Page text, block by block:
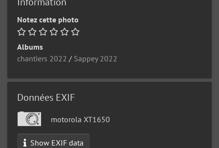
Notez cette photo
Albums
chantiers 2022 / Sappey 2022
Données EXIF
motorola XT1650
Show EXIF data